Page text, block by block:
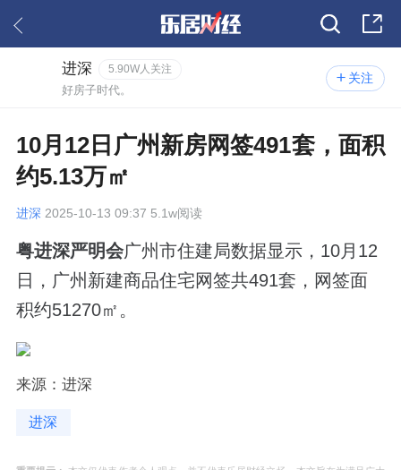
关注
进深 5.90W人关注
好房子时代。
10月12日广州新房网签491套，面积
约5.13万㎡
进深 2025-10-13 09:37 5.1w阅读
粤进深严明会广州市住建局数据显示，10月12
日，广州新建商品住宅网签共491套，网签面
积约51270㎡。
来源：进深
进深